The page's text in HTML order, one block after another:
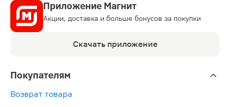
Приложение Магнит
Акции, доставка и больше бонусов за покупки
Скачать приложение
Покупателям
Возврат товара